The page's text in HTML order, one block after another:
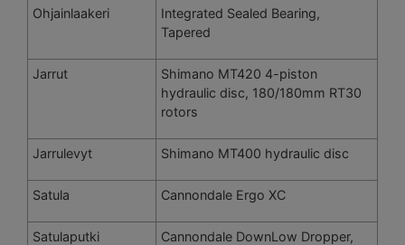
Ohjainlaakeri
Integrated Sealed Bearing,
Tapered
Jarrut
Shimano MT420 4-piston
hydraulic disc, 180/180mm RT30
rotors
Jarrulevyt Shimano MT400 hydraulic disc
Satula Cannondale Ergo XC
Satulaputki
Cannondale DownLow Dropper,